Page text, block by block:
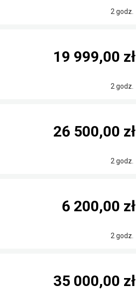
2 godz.
2 godz.
19 999,00 zł
2 godz.
26 500,00 zł
2 godz.
6 200,00 zł
35 000,00 zł